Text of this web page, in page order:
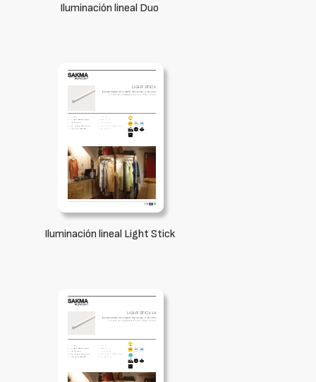
Iluminación lineal Duo
Iluminación lineal Light Stick